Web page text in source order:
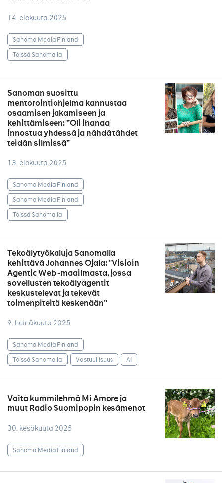
14. elokuuta 2025
Sanoma Media Finland
Töissä Sanomalla
Sanoman suosittu
mentorointiohjelma kannustaa
osaamisen jakamiseen ja
kehittämiseen: ”Oli ihanaa
innostua yhdessä ja nähdä tähdet
teidän silmissä”
13. elokuuta 2025
Sanoma Media Finland
Sanoma Media Finland
Töissä Sanomalla
Tekoälytyökaluja Sanomalla
kehittävä Johannes Ojala: ”Visioin
Agentic Web -maailmasta, jossa
sovellusten tekoälyagentit
keskustelevat ja tekevät
toimenpiteitä keskenään”
9. heinäkuuta 2025
Sanoma Media Finland
Töissä Sanomalla
Vastuullisuus AI
Voita kummilehmä Mi Amore ja
muut Radio Suomipopin kesämenot
30. kesäkuuta 2025
Sanoma Media Finland